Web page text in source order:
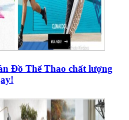
Đồ Thể Thao chất lượng